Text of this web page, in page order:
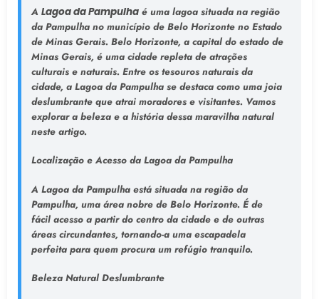
A Lagoa da Pampulha é uma lagoa situada na região
da Pampulha no município de Belo Horizonte no Estado
de Minas Gerais. Belo Horizonte, a capital do estado de
Minas Gerais, é uma cidade repleta de atrações
culturais e naturais. Entre os tesouros naturais da
cidade, a Lagoa da Pampulha se destaca como uma joia
deslumbrante que atrai moradores e visitantes. Vamos
explorar a beleza e a história dessa maravilha natural
neste artigo.
Localização e Acesso da Lagoa da Pampulha
A Lagoa da Pampulha está situada na região da
Pampulha, uma área nobre de Belo Horizonte. É de
fácil acesso a partir do centro da cidade e de outras
áreas circundantes, tornando-a uma escapadela
perfeita para quem procura um refúgio tranquilo.
Beleza Natural Deslumbrante